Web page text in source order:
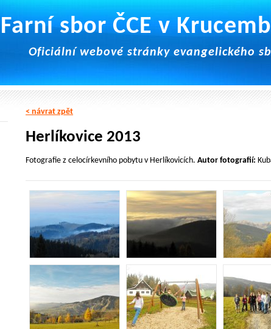
Farní sbor ČCE v
Oficiální webové stránky evangelického
< návrat zpět
Herlíkovice 2013
Fotografie z celocírkevního pobytu v Herlíkovicích. Autor fotografií: